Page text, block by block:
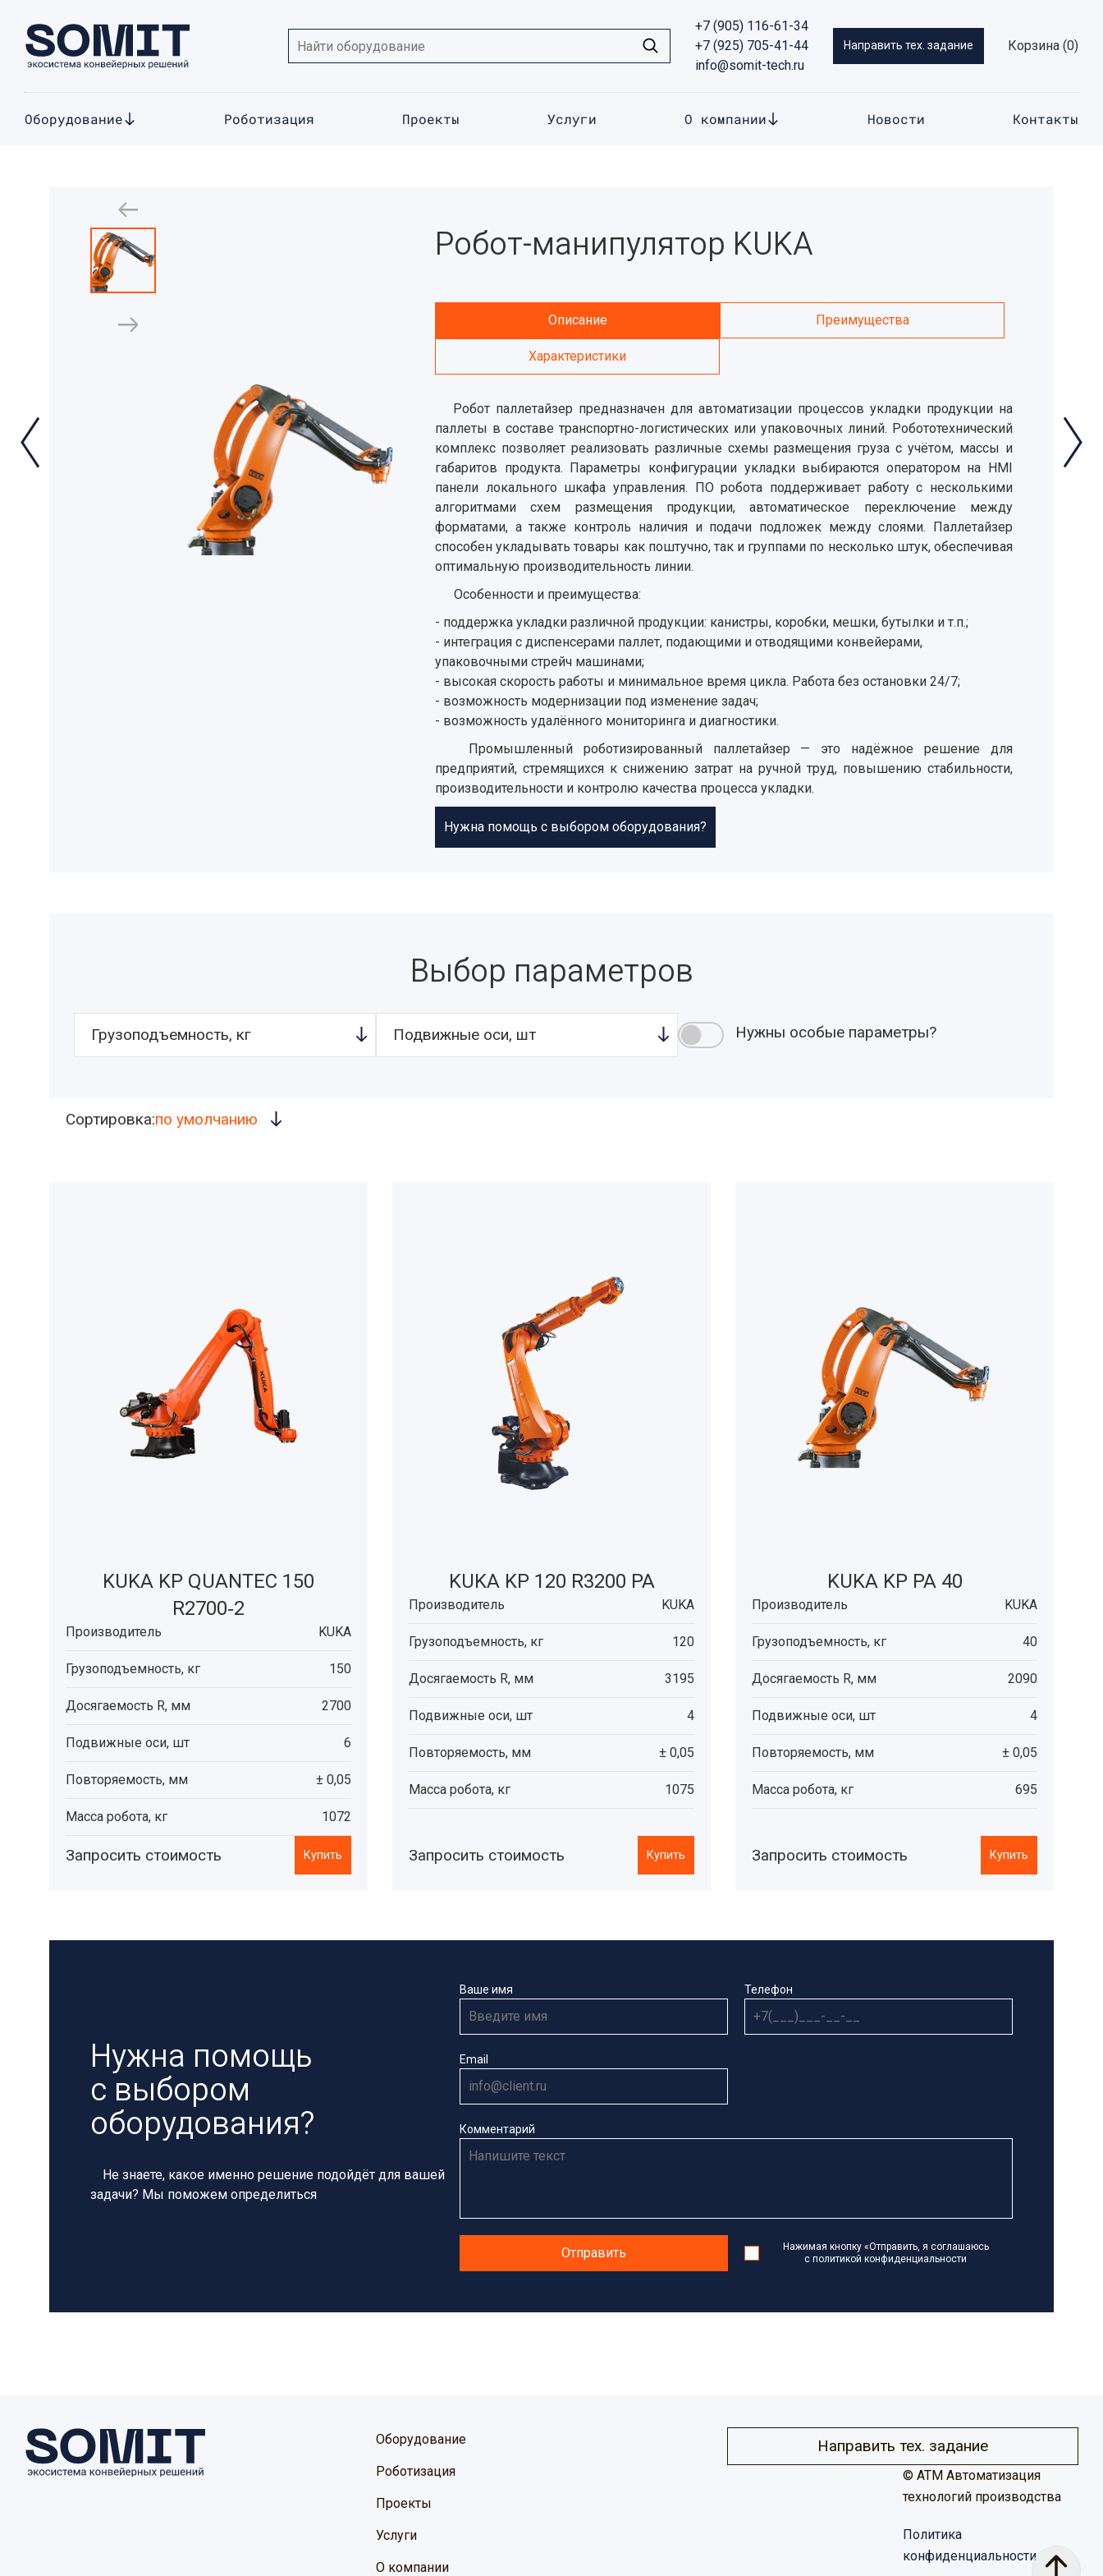
+7 (905) 116-61-34
+7 (925) 705-41-44
info@somit-tech.ru
Направить тех. задание Корзина
Оборудование Роботизация Проекты Услуги О компании Новости Контакты
Робот-манипулятор KUKA
Описание Преимущества
Характеристики
Робот паллетайзер предназначен для автоматизации процессов укладки продукции на
паллеты в составе транспортно-логистических или упаковочных линий. Робототехнический
комплекс позволяет реализовать различные схемы размещения груза с учётом, массы и
габаритов продукта. Параметры конфигурации укладки выбираются оператором на HMI
панели локального шкафа управления. ПО робота поддерживает работу с несколькими
алгоритмами схем размещения продукции, автоматическое переключение между
форматами, а также контроль наличия и подачи подложек между слоями. Паллетайзер
способен укладывать товары как поштучно, так и группами по несколько штук, обеспечивая
оптимальную производительность линии.
Особенности и преимущества:
- поддержка укладки различной продукции: канистры, коробки, мешки, бутылки и т.п.;
- интеграция с диспенсерами паллет, подающими и отводящими конвейерами,
упаковочными стрейч машинами;
- высокая скорость работы и минимальное время цикла. Работа без остановки 24/7;
- возможность модернизации под изменение задач;
- возможность удалённого мониторинга и диагностики.
Промышленный роботизированный паллетайзер — это надёжное решение для
предприятий, стремящихся к снижению затрат на ручной труд, повышению стабильности,
производительности и контролю качества процесса укладки.
Нужна помощь с выбором оборудования?
Выбор параметров
Грузоподъемность, кг Подвижные оси, шт Нужны особые параметры?
Сортировка:по умолчанию
Нужна помощь
с выбором
оборудования?
Не знаете, какое именно решение подойдёт для вашей
задачи? Мы поможем определиться
Ваше имя Телефон
Email
Комментарий
Отправить
Нажимая кнопку «Отправить, я соглашаюсь
с политикой конфиденциальности
KUKA KP QUANTEC 150
R2700‑2
Производитель KUKA
Грузоподъемность, кг 150
Досягаемость R, мм 2700
Подвижные оси, шт 6
Повторяемость, мм ± 0,05
Масса робота, кг 1072
Запросить стоимость Купить
KUKA KP 120 R3200 PA
Производитель KUKA
Грузоподъемность, кг 120
Досягаемость R, мм 3195
Подвижные оси, шт 4
Повторяемость, мм ± 0,05
Масса робота, кг 1075
Запросить стоимость Купить
KUKA KP PA 40
Производитель KUKA
Грузоподъемность, кг 40
Досягаемость R, мм 2090
Подвижные оси, шт 4
Повторяемость, мм ± 0,05
Масса робота, кг 695
Запросить стоимость Купить
Оборудование
Роботизация
Проекты
Услуги
О компании
Направить тех. задание
© ATM Автоматизация
технологий производства
Политика
конфиденциальности